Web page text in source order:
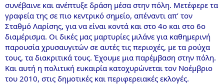
συνέβαινε και ανέπτυξε δράση μέσα στην πόλη. Μετέφερε τα
γραφεία της σε πιο κεντρικό σημείο, απέναντι απ’ τον
Σταθμό Λαρίσης, για να είναι κοντά και στο 4ο και στο 6ο
διαμέρισμα. Οι δικές μας μαρτυρίες μιλάνε για καθημερινή
παρουσία χρυσαυγιτών σε αυτές τις περιοχές, με τα ρούχα
τους, τα διακριτικά τους. Έχουμε μια παρέμβαση στην πόλη.
Και αυτή η πολιτική ευκαιρία κατοχυρώνεται τον Νοέμβριο
του 2010, στις δημοτικές και περιφερειακές εκλογές.